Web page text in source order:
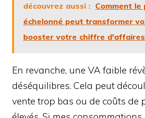
découvrez aussi : Comment le
échelonné peut transformer
booster votre chiffre d'affaires
En revanche, une VA faible
déséquilibres. Cela peut
vente trop bas ou de coûts de